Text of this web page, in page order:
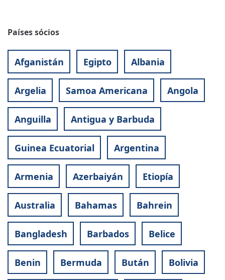
Países sócios
Afganistán Egipto Albania
Argelia Samoa Americana Angola
Anguilla Antigua y Barbuda
Guinea Ecuatorial Argentina
Armenia Azerbaiyán Etiopía
Australia Bahamas Bahrein
Bangladesh Barbados Belice
Benin Bermuda Bután Bolivia